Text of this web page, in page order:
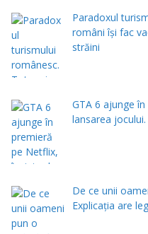
Paradoxul
români își fac
străini
GTA 6 ajunge
lansarea
De ce unii
Explicația are